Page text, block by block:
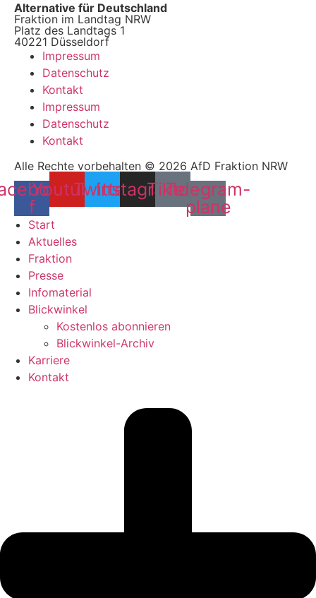
Alternative für Deutschland
Fraktion im Landtag NRW
Platz des Landtags 1
40221 Düsseldorf
Impressum
Datenschutz
Kontakt
Impressum
Datenschutz
Kontakt
Alle Rechte vorbehalten © 2026 AfD Fraktion NRW
f
YoutubeTwitter
Instagram
Tiktok
Telegram-
plane
Start
Aktuelles
Fraktion
Presse
Infomaterial
Blickwinkel
Kostenlos abonnieren
Blickwinkel-Archiv
Karriere
Kontakt